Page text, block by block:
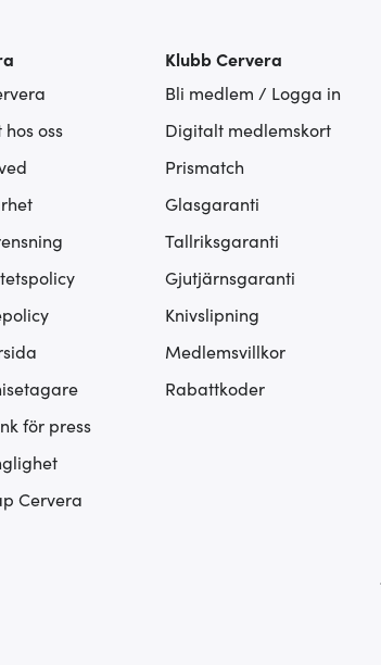
hos oss
för press
Cervera
Klubb Cervera
Bli medlem / Logga in
Digitalt medlemskort
Prismatch
Glasgaranti
Tallriksgaranti
Gjutjärnsgaranti
Knivslipning
Medlemsvillkor
Rabattkoder